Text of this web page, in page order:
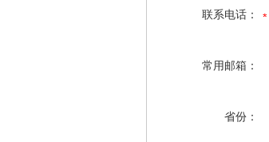
联系电话：
常用邮箱：
省份：